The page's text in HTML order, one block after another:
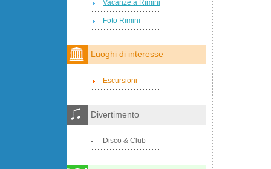
Vacanze a Rimini
Foto Rimini
Luoghi di interesse
Escursioni
Divertimento
Disco & Club